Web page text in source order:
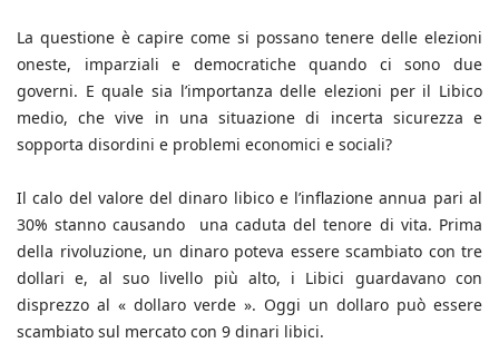
La questione è capire come si possano tenere delle elezioni
oneste, imparziali e democratiche quando ci sono due
governi. E quale sia l’importanza delle elezioni per il Libico
medio, che vive in una situazione di incerta sicurezza e
sopporta disordini e problemi economici e sociali?
Il calo del valore del dinaro libico e l’inflazione annua pari al
30% stanno causando una caduta del tenore di vita. Prima
della rivoluzione, un dinaro poteva essere scambiato con tre
dollari e, al suo livello più alto, i Libici guardavano con
disprezzo al « dollaro verde ». Oggi un dollaro può essere
scambiato sul mercato con 9 dinari libici.